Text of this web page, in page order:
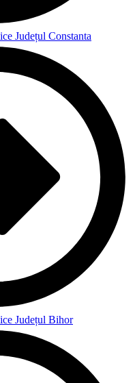
Județul Constanta
Județul Bihor